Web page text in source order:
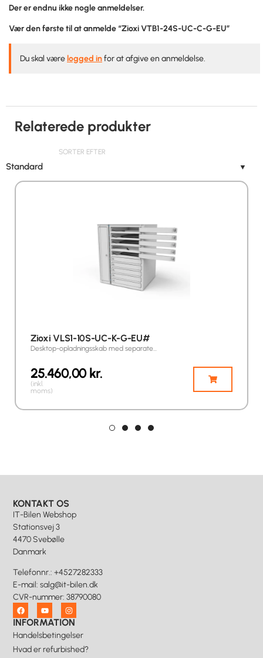
Der er endnu ikke nogle anmeldelser.
Vær den første til at anmelde “Zioxi VTB1-24S-UC-C-G-EU”
Du skal være logged infor at afgive en anmeldelse.
Relaterede produkter
SORTER EFTER
Standard ▼
Zioxi VLS1-10S-UC-K-G-EU#
Desktop-opladningsskab med separate…
25.460,00kr.
(inkl.
moms)
KONTAKT OS
IT-Bilen Webshop
Stationsvej 3
4470 Svebølle
Danmark
Telefonnr.: +4527282333
E-mail:salg@it-bilen.dk
CVR-nummer: 38790080
INFORMATION
Handelsbetingelser
Hvad er refurbished?